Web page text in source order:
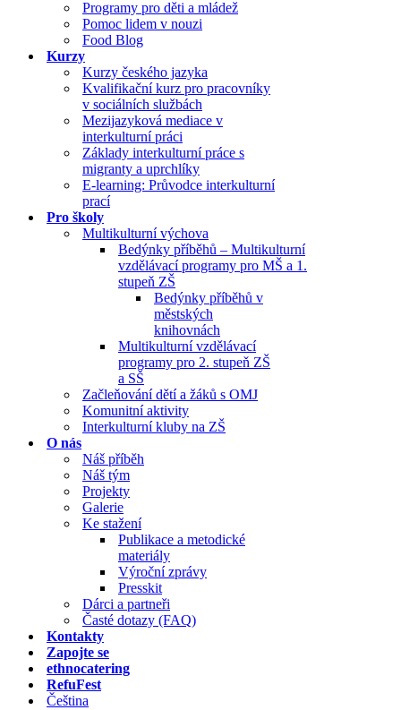
Programy pro děti a mládež
Pomoc lidem v nouzi
Food Blog
Kurzy
Kurzy českého jazyka
Kvalifikační kurz pro pracovníky
v sociálních službách
Mezijazyková mediace v
interkulturní práci
Základy interkulturní práce s
migranty a uprchlíky
E-learning: Průvodce interkulturní
prací
Pro školy
Multikulturní výchova
Bedýnky příběhů – Multikulturní
vzdělávací programy pro MŠ a 1.
stupeň ZŠ
Bedýnky příběhů v
městských
knihovnách
Multikulturní vzdělávací
programy pro 2. stupeň ZŠ
a SŠ
Začleňování dětí a žáků s OMJ
Komunitní aktivity
Interkulturní kluby na ZŠ
O nás
Náš příběh
Náš tým
Projekty
Galerie
Ke stažení
Publikace a metodické
materiály
Výroční zprávy
Presskit
Dárci a partneři
Časté dotazy (FAQ)
Kontakty
Zapojte se
ethnocatering
RefuFest
Čeština